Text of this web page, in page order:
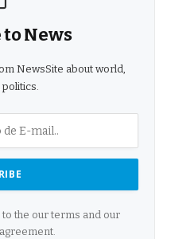
News
NewsSite about world,
to the our terms and our